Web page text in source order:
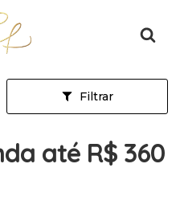
inicial
Filtrar
até R$ 360